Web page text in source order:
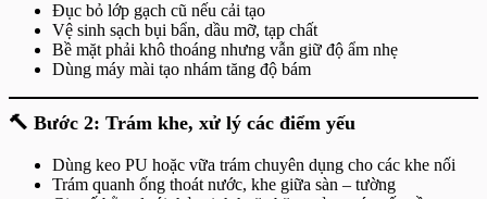
Đục bỏ lớp gạch cũ nếu cải tạo
Vệ sinh sạch bụi bẩn, dầu mỡ, tạp chất
Bề mặt phải khô thoáng nhưng vẫn giữ độ ẩm nhẹ
Dùng máy mài tạo nhám tăng độ bám
🔨 Bước 2: Trám khe, xử lý các điểm yếu
Dùng keo PU hoặc vữa trám chuyên dụng cho các khe nối
Trám quanh ống thoát nước, khe giữa sàn – tường